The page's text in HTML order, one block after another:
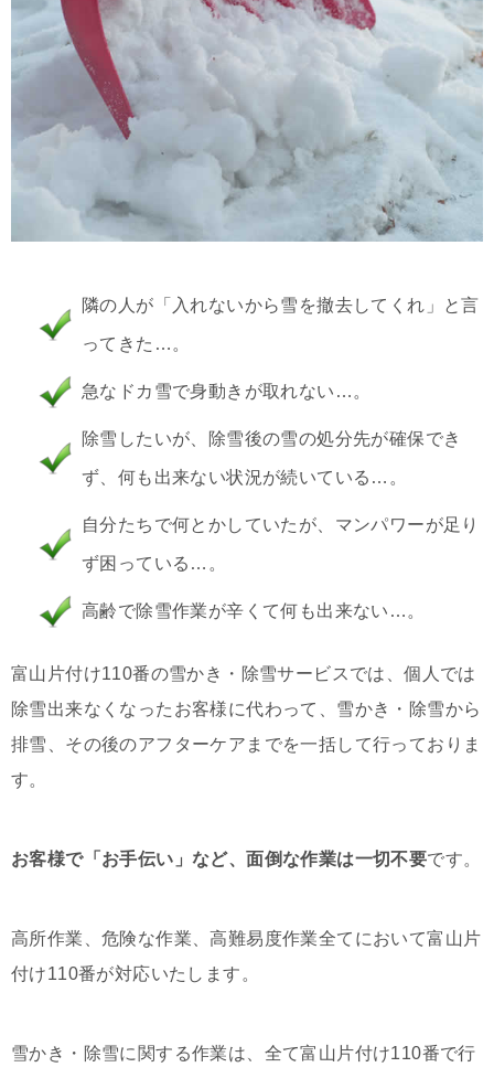
隣の人が「入れないから雪を撤去してくれ」と言
ってきた…。
急なドカ雪で身動きが取れない…。
除雪したいが、除雪後の雪の処分先が確保でき
ず、何も出来ない状況が続いている…。
自分たちで何とかしていたが、マンパワーが足り
ず困っている…。
高齢で除雪作業が辛くて何も出来ない…。
富山片付け110番の雪かき・除雪サービスでは、個人では
除雪出来なくなったお客様に代わって、雪かき・除雪から
排雪、その後のアフターケアまでを一括して行っておりま
す。
お客様で「お手伝い」など、面倒な作業は一切不要です。
高所作業、危険な作業、高難易度作業全てにおいて富山片
付け110番が対応いたします。
雪かき・除雪に関する作業は、全て富山片付け110番で行